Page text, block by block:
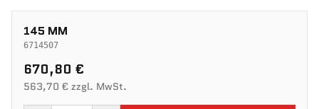
145 MM
6714507
670,80 €
563,70 € zzgl. MwSt.